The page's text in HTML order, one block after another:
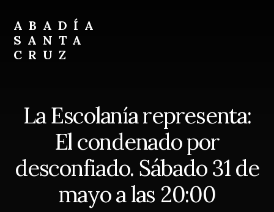
content
footer
ABADÍA
SANTA
CRUZ
La Escolanía representa:
El condenado por
desconfiado. Sábado 31 de
mayo a las 20:00